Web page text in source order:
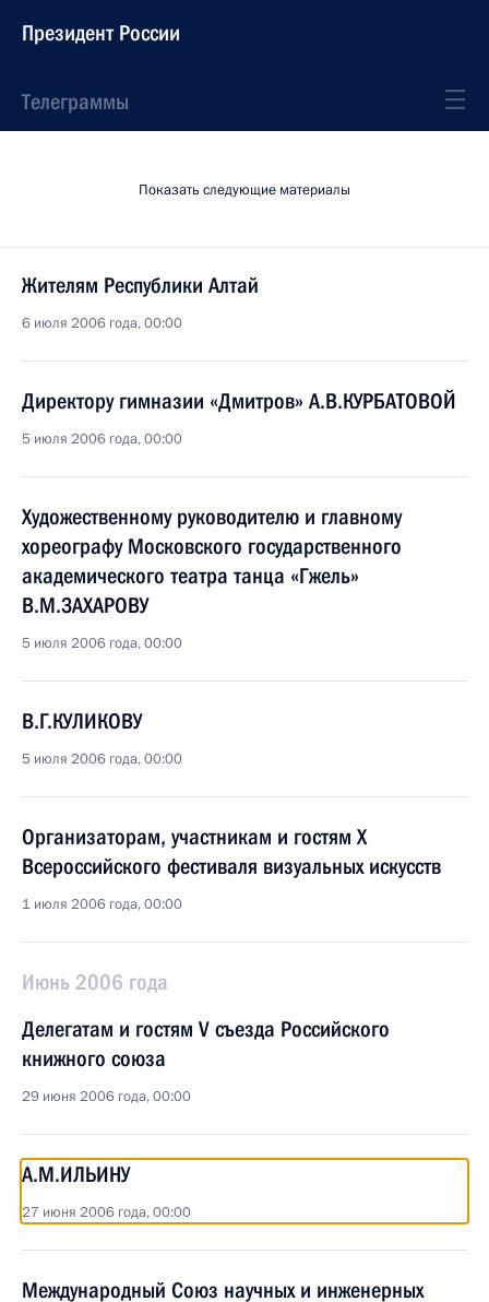
Президент России
Телеграммы
Показать следующие материалы
Жителям Республики Алтай
6 июля 2006 года, 00:00
Директору гимназии «Дмитров» А.В.КУРБАТОВОЙ
5 июля 2006 года, 00:00
Художественному руководителю и главному
хореографу Московского государственного
академического театра танца «Гжель»
В.М.ЗАХАРОВУ
5 июля 2006 года, 00:00
В.Г.КУЛИКОВУ
5 июля 2006 года, 00:00
Организаторам, участникам и гостям X
Всероссийского фестиваля визуальных искусств
1 июля 2006 года, 00:00
Июнь 2006 года
Делегатам и гостям V съезда Российского
книжного союза
29 июня 2006 года, 00:00
А.М.ИЛЬИНУ
27 июня 2006 года, 00:00
Международный Союз научных и инженерных